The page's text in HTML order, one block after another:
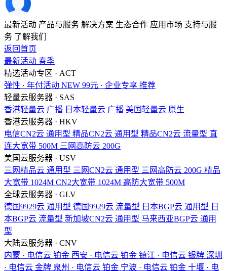
最新活动 产品与服务 解决方案 生态合作 应用市场 支持与服
务 了解我们
返回首页
最新活动 春季
精选活动专区 · ACT
弹性 · 年付活动 NEW 99元 · 企业专享 推荐
轻量云服务器 · SAS
香港轻量云 广播 日本轻量云 广播 美国轻量云 原生
香港云服务器 · HKV
电信CN2云 通用型 精品CN2云 通用型 精品CN2云 流量型 直
连大宽带 500M 三网高防云 200G
美国云服务器 · USV
三网精品云 通用型 三网CN2云 通用型 三网高防云 200G 精品
大宽带 1024M CN2大宽带 1024M 高防大宽带 500M
全球云服务器 · GLV
德国9929云 通用型 德国9929云 流量型 日本BGP云 通用型 日
本BGP云 流量型 新加坡CN2云 通用型 马来西亚BGP云 通用
型
大陆云服务器 · CNV
内蒙 · 电信云 铂金 西安 · 电信云 铂金 镇江 · 电信云 银牌 深圳
· 电信云 金牌 泉州 · 电信云 铂金 宁波 · 电信云 铂金 十堰 · 电